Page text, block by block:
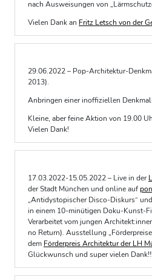
nach Ausweisungen von
Vielen Dank an Fritz Letsch von der
29.06.2022 – Pop-Architektur-
2013).
Anbringen einer inoffiziellen
Kleine, aber feine Aktion von 19.00
Vielen Dank!
17.03.2022-15.05.2022 – Live in der
der Stadt München und online auf
„Antidystopischer Disco-Diskurs“
in einem 10-minütigen Doku-Kunst-
Verarbeitet vom jungen
no Return). Ausstellung
dem Förderpreis Architektur der LH
Glückwunsch und super vielen Dank!!!